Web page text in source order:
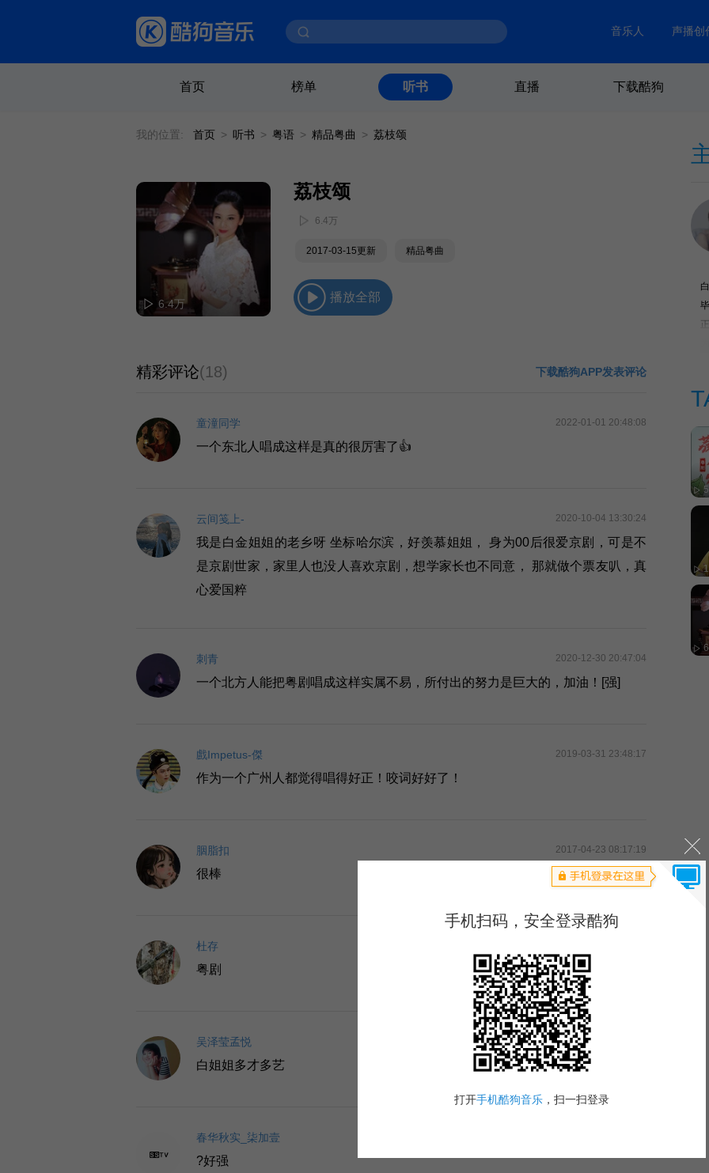
音乐人 声播创
首页 榜单 听书 直播 下载酷狗
我的位置: 首页 > 听书 > 粤语 > 精品粤曲 > 荔枝颂
6.4万
荔枝颂
6.4万
2017-03-15更新 精品粤曲
播放全部
精彩评论(18) 下载酷狗APP发表评论
童潼同学 2022-01-01 20:48:08
一个东北人唱成这样是真的很厉害了👍
云间笺上- 2020-10-04 13:30:24
我是白金姐姐的老乡呀 坐标哈尔滨，好羡慕姐姐， 身为00后很爱京剧，可是不
是京剧世家，家里人也没人喜欢京剧，想学家长也不同意， 那就做个票友叭，真
心爱国粹
刺青 2020-12-30 20:47:04
一个北方人能把粤剧唱成这样实属不易，所付出的努力是巨大的，加油！[强]
戲Impetus-傑 2019-03-31 23:48:17
作为一个广州人都觉得唱得好正！咬词好好了！
胭脂扣 2017-04-23 08:17:19
很棒
杜存
粤剧
吴泽莹孟悦 2018-04-22 11:04:35
白姐姐多才多艺
春华秋实_柒加壹
?好强